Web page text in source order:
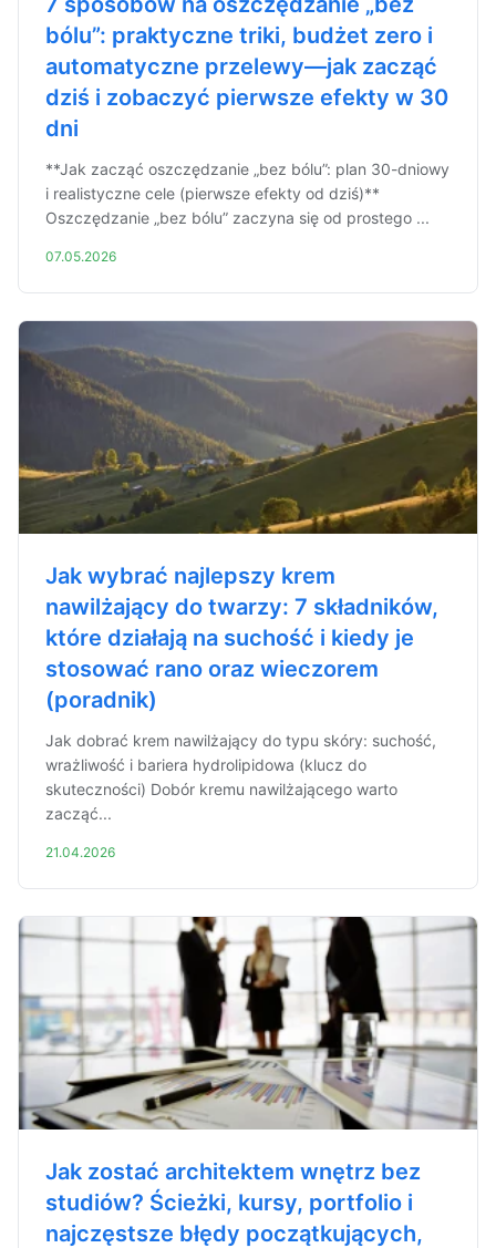
bólu”: praktyczne triki, budżet zero i
automatyczne przelewy—jak zacząć
dziś i zobaczyć pierwsze efekty w 30
dni
**Jak zacząć oszczędzanie „bez bólu”: plan 30-dniowy
i realistyczne cele (pierwsze efekty od dziś)**
Oszczędzanie „bez bólu” zaczyna się od prostego ...
07.05.2026
Jak wybrać najlepszy krem
nawilżający do twarzy: 7 składników,
które działają na suchość i kiedy je
stosować rano oraz wieczorem
(poradnik)
Jak dobrać krem nawilżający do typu skóry: suchość,
wrażliwość i bariera hydrolipidowa (klucz do
skuteczności) Dobór kremu nawilżającego warto
zacząć...
21.04.2026
Jak zostać architektem wnętrz bez
studiów? Ścieżki, kursy, portfolio i
najczęstsze błędy początkujących,